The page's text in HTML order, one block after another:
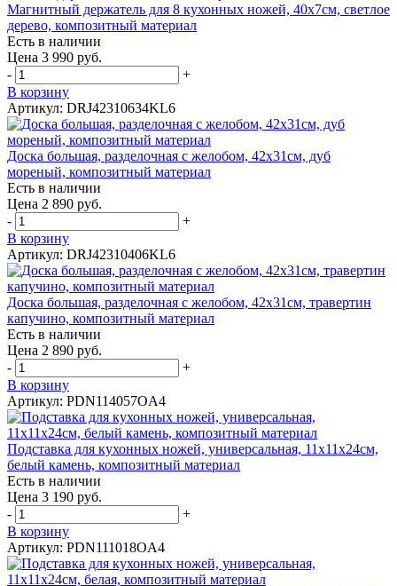
Магнитный держатель для 8 кухонных ножей, 40х7см, светлое
дерево, композитный материал
Есть в наличии
Цена 3 990 руб.
-
+
В корзину
Артикул: DRJ42310634KL6
Доска большая, разделочная c желобом, 42х31см, дуб
мореный, композитный материал
Есть в наличии
Цена 2 890 руб.
-
+
В корзину
Артикул: DRJ42310406KL6
Доска большая, разделочная c желобом, 42х31см, травертин
капучино, композитный материал
Есть в наличии
Цена 2 890 руб.
-
+
В корзину
Артикул: PDN114057OA4
Подставка для кухонных ножей, универсальная, 11х11х24см,
белый камень, композитный материал
Есть в наличии
Цена 3 190 руб.
-
+
В корзину
Артикул: PDN111018OA4